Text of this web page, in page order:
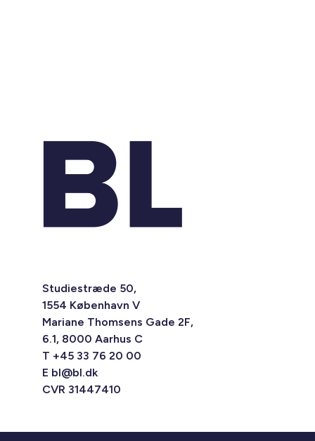
Studiestræde 50,
1554 København V
Mariane Thomsens Gade 2F,
6.1, 8000 Aarhus C
T +45 33 76 20 00
E bl@bl.dk
CVR 31447410